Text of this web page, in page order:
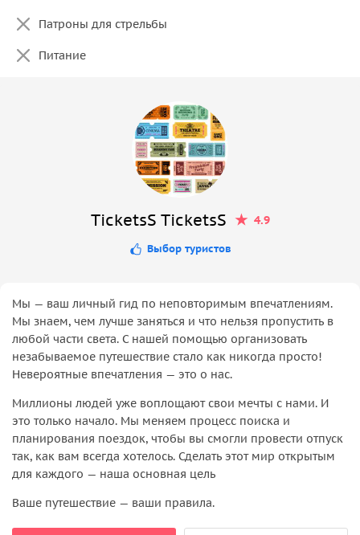
Патроны для стрельбы
Питание
TicketsS TicketsS 4.9
Выбор туристов
Мы — ваш личный гид по неповторимым впечатлениям.
Мы знаем, чем лучше заняться и что нельзя пропустить в
любой части света. С нашей помощью организовать
незабываемое путешествие стало как никогда просто!
Невероятные впечатления — это о нас.
Миллионы людей уже воплощают свои мечты с нами. И
это только начало. Мы меняем процесс поиска и
планирования поездок, чтобы вы смогли провести отпуск
так, как вам всегда хотелось. Сделать этот мир открытым
для каждого — наша основная цель
Ваше путешествие — ваши правила.